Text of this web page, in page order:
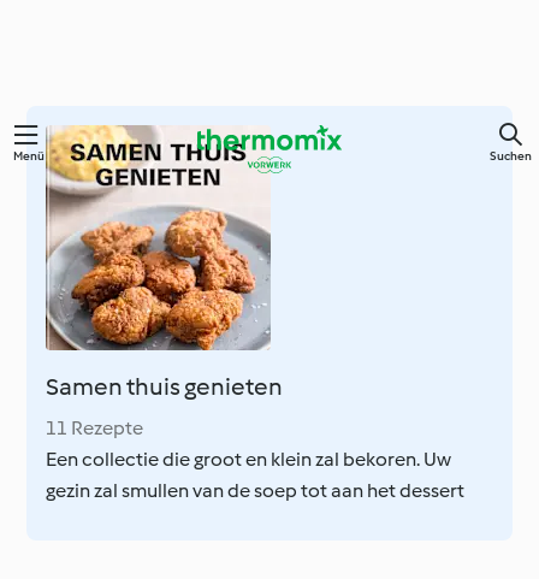
Springe
Hauptinhalt
Menü Suchen
Samen thuis genieten
11 Rezepte
Een collectie die groot en klein zal bekoren. Uw
gezin zal smullen van de soep tot aan het dessert